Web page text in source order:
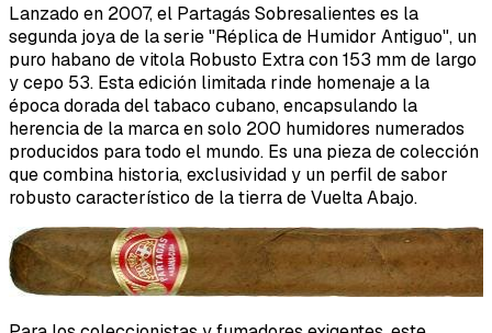
Lanzado en 2007, el Partagás Sobresalientes es la
segunda joya de la serie "Réplica de Humidor Antiguo", un
puro habano de vitola Robusto Extra con 153 mm de largo
y cepo 53. Esta edición limitada rinde homenaje a la
época dorada del tabaco cubano, encapsulando la
herencia de la marca en solo 200 humidores numerados
producidos para todo el mundo. Es una pieza de colección
que combina historia, exclusividad y un perfil de sabor
robusto característico de la tierra de Vuelta Abajo.